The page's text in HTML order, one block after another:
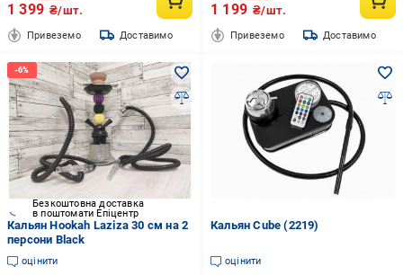
1 399 ₴/шт.
Привеземо Доставимо
1 199 ₴/шт.
Привеземо Доставимо
Безкоштовна доставка
в поштомати Епіцентр
Кальян Hookah Laziza 30 см на 2
персони Black
оцінити
Кальян Cube (2219)
оцінити